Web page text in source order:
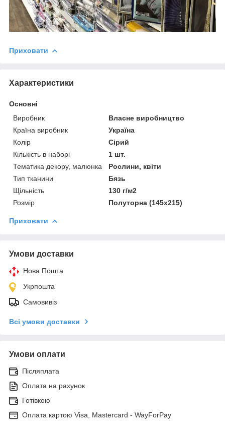
Приховати
Характеристики
Основні
Виробник
Власне виробництво
Країна виробник
Україна
Колір
Сірий
Кількість в наборі
1 шт.
Тематика декору, малюнка
Рослини, квіти
Тип тканини
Бязь
Щільність
130 г/м2
Розмір
Полуторна (145х215)
Приховати
Умови доставки
Нова Пошта
Укрпошта
Самовивіз
Всі умови доставки
Умови оплати
Післяплата
Оплата на рахунок
Готівкою
Оплата картою Visa, Mastercard - WayForPay